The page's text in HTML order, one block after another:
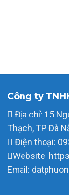
Công ty
Địa chỉ: 15
Thạch, TP Đà
Điện thoại:
Website:
Email: